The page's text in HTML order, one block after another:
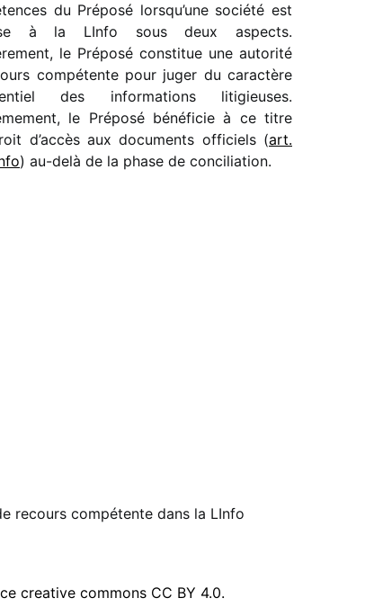
du Préposé lorsqu’une société est
à la LInfo sous deux aspects.
le Préposé consti­tue une auto­rité
compé­tente pour juger du carac­tère
des infor­ma­tions liti­gieuses.
le Préposé béné­fi­cie à ce titre
d’ac­cès aux docu­ments offi­ciels (art.
) au-delà de la phase de conciliation.
recours compétente dans la LInfo
creative commons CC BY 4.0.